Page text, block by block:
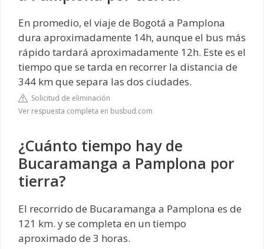
En promedio, el viaje de Bogotá a Pamplona
dura aproximadamente 14h, aunque el bus más
rápido tardará aproximadamente 12h. Este es el
tiempo que se tarda en recorrer la distancia de
344 km que separa las dos ciudades.
Solicitud de eliminación
Ver respuesta completa en busbud.com
¿Cuánto tiempo hay de
Bucaramanga a Pamplona por
tierra?
El recorrido de Bucaramanga a Pamplona es de
121 km. y se completa en un tiempo
aproximado de 3 horas.